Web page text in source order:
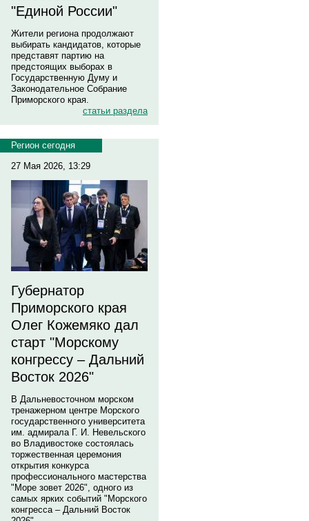
"Единой России"
Жители региона продолжают
выбирать кандидатов, которые
представят партию на
предстоящих выборах в
Государственную Думу и
Законодательное Собрание
Приморского края.
статьи раздела
Регион сегодня
27 Мая 2026, 13:29
Губернатор
Приморского края
Олег Кожемяко дал
старт "Морскому
конгрессу – Дальний
Восток 2026"
В Дальневосточном морском
тренажерном центре Морского
государственного университета
им. адмирала Г. И. Невельского
во Владивостоке состоялась
торжественная церемония
открытия конкурса
профессионального мастерства
"Море зовет 2026", одного из
самых ярких событий "Морского
конгресса – Дальний Восток